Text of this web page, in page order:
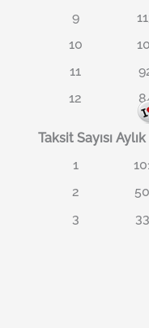
9
10
11
12
Taksit Sayısı
1
2
3